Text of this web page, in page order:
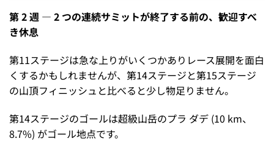
第 2 週 — 2 つの連続サミットが終了する前の、歓迎すべ
き休息
第11ステージは急な上りがいくつかありレース展開を面白
くするかもしれませんが、第14ステージと第15ステージ
の山頂フィニッシュと比べると少し物足りません。
第14ステージのゴールは超級山岳のプラ ダデ (10 km、
8.7%) がゴール地点です。